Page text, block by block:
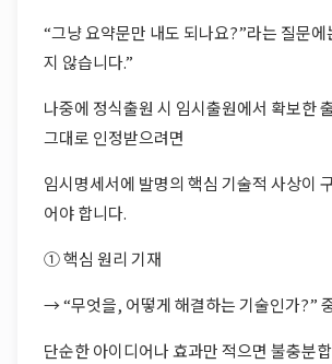
“그냥 요약문만 내도 되나요?”라는 질문에
지 않습니다.”
나중에 정식출원 시 임시출원에서 확보한
그대로 인정받으려면
임시명세서에 발명의 핵심 기술적 사상이
어야 합니다.
① 핵심 원리 기재
→ “무엇을, 어떻게 해결하는 기술인가?”
단순한 아이디어나 효과만 적으면 불충분